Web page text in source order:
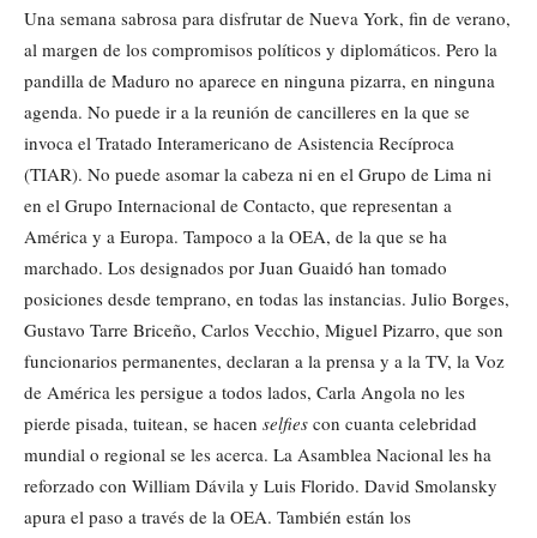
Una semana sabrosa para disfrutar de Nueva York, fin de verano,
al margen de los compromisos políticos y diplomáticos. Pero la
pandilla de Maduro no aparece en ninguna pizarra, en ninguna
agenda. No puede ir a la reunión de cancilleres en la que se
invoca el Tratado Interamericano de Asistencia Recíproca
(TIAR). No puede asomar la cabeza ni en el Grupo de Lima ni
en el Grupo Internacional de Contacto, que representan a
América y a Europa. Tampoco a la OEA, de la que se ha
marchado. Los designados por Juan Guaidó han tomado
posiciones desde temprano, en todas las instancias. Julio Borges,
Gustavo Tarre Briceño, Carlos Vecchio, Miguel Pizarro, que son
funcionarios permanentes, declaran a la prensa y a la TV, la Voz
de América les persigue a todos lados, Carla Angola no les
pierde pisada, tuitean, se hacen selfies con cuanta celebridad
mundial o regional se les acerca. La Asamblea Nacional les ha
reforzado con William Dávila y Luis Florido. David Smolansky
apura el paso a través de la OEA. También están los